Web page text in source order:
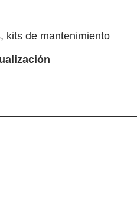
kits de mantenimiento